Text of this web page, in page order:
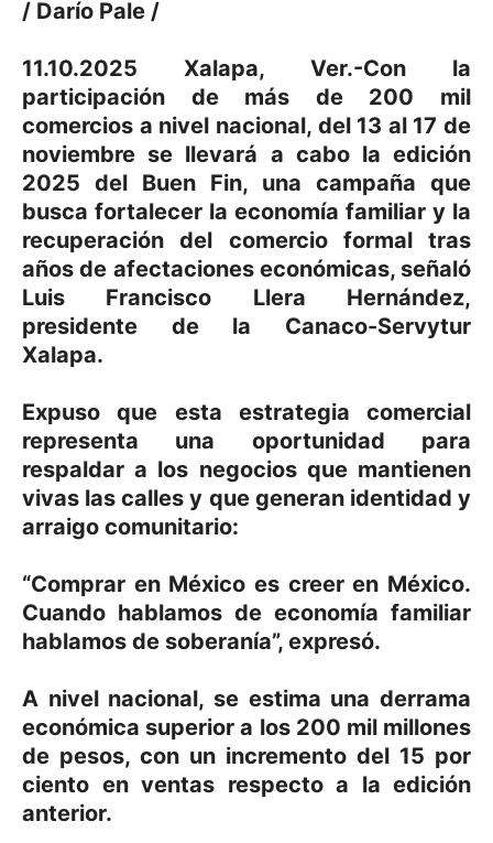
/ Darío Pale /
11.10.2025 Xalapa, Ver.-Con la
participación de más de 200 mil
comercios a nivel nacional, del 13 al 17 de
noviembre se llevará a cabo la edición
2025 del Buen Fin, una campaña que
busca fortalecer la economía familiar y la
recuperación del comercio formal tras
años de afectaciones económicas, señaló
Luis Francisco Llera Hernández,
presidente de la Canaco-Servytur
Xalapa.
Expuso que esta estrategia comercial
representa una oportunidad para
respaldar a los negocios que mantienen
vivas las calles y que generan identidad y
arraigo comunitario:
“Comprar en México es creer en México.
Cuando hablamos de economía familiar
hablamos de soberanía”, expresó.
A nivel nacional, se estima una derrama
económica superior a los 200 mil millones
de pesos, con un incremento del 15 por
ciento en ventas respecto a la edición
anterior.